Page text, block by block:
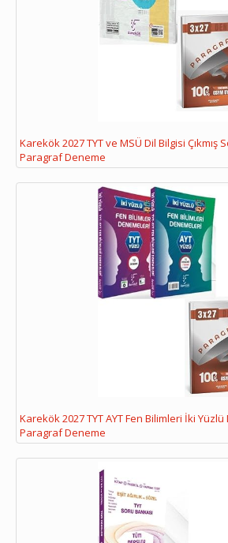
Karekök 2027 TYT ve MSÜ Dil Bilgisi Çıkmış
Paragraf Deneme
Karekök 2027 TYT AYT Fen Bilimleri İki
Paragraf Deneme